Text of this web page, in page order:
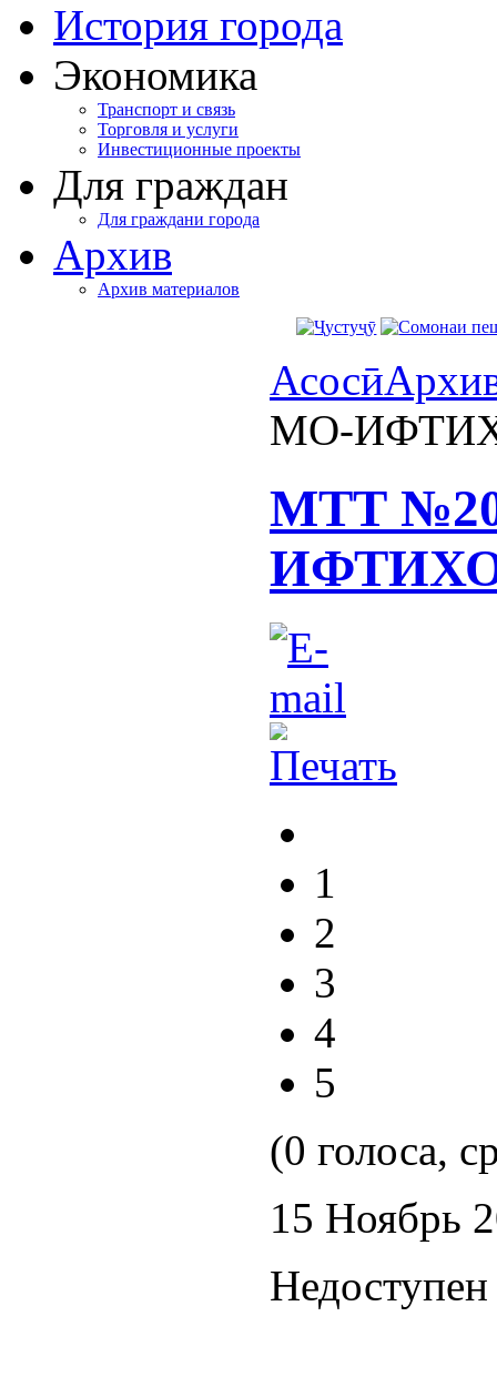
История города
Экономика
Транспорт и связь
Торговля и услуги
Инвестиционные проекты
Для граждан
Для граждани города
Архив
Архив материалов
Асосӣ
МО-
МТТ
1
2
3
4
5
(0 голоса,
15 Ноябрь